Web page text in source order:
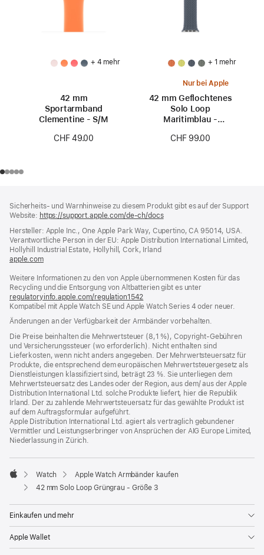
+ 4 mehr
42 mm
Sportarmband
Clementine - S/M
CHF 49.00
+ 1 mehr
Nur bei Apple
42 mm Geflochtenes
Solo Loop
Maritimblau -
CHF 99.00
Sicherheits- und Warnhinweise zu diesem Produkt gibt es auf der Support
Website: https://support.apple.com/de-ch/docs(öffnet
neues
Fenster)
Hersteller: Apple Inc., One Apple Park Way, Cupertino, CA 95014, USA.
Verantwortliche Person in der EU: Apple Distribution International Limited,
Hollyhill Industrial Estate, Hollyhill, Cork, Irland
apple.com(öffnet
neues
Fenster)
Weitere Informationen zu den von Apple übernommenen Kosten für das
Recycling und die Entsorgung von Altbatterien gibt es unter
regulatoryinfo.apple.com/regulation1542
ein
neues
Fenster)
Kompatibel mit Apple Watch SE und Apple Watch Series 4 oder neuer.
Änderungen an der Verfügbarkeit der Armbänder vorbehalten.
Die Preise beinhalten die Mehrwertsteuer (8,1 %), Copyright-Gebühren
und Versicherungssteuer (wo erforderlich). Nicht enthalten sind
Lieferkosten, wenn nicht anders angegeben. Der Mehrwertsteuersatz für
Produkte, die entsprechend dem europäischen Mehrwertsteuergesetz als
Dienstleistungen klassifiziert sind, beträgt 23 %. Sie unterliegen dem
Mehrwertsteuersatz des Landes oder der Region, aus dem/ aus der Apple
Distribution International Ltd. solche Produkte liefert, hier die Republik
Irland. Der zu zahlende Mehrwertsteuersatz für das gewählte Produkt ist
auf dem Auftragsformular aufgeführt.
Apple Distribution International Ltd. agiert als vertraglich gebundener
Vermittler und Leistungserbringer von Ansprüchen der AIG Europe Limited,
Niederlassung in Zürich.
Apple
Watch
Apple Watch Armbänder kaufen
42 mm Solo Loop Grüngrau - Größe 3
Einkaufen und mehr
Apple Wallet